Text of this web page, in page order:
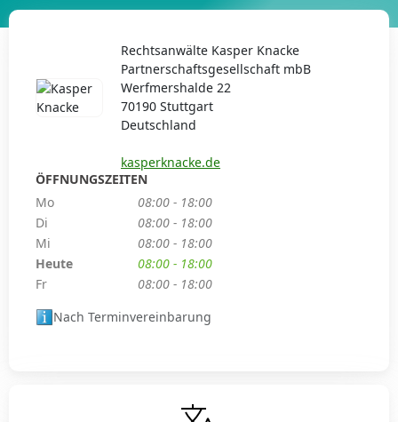
Rechtsanwälte Kasper Knacke
Partnerschaftsgesellschaft mbB
Werfmershalde 22
70190 Stuttgart
Deutschland
kasperknacke.de
ÖFFNUNGSZEITEN
Mo
08:00 - 18:00
Di
08:00 - 18:00
Mi
08:00 - 18:00
Heute
08:00 - 18:00
Fr
08:00 - 18:00
Nach Terminvereinbarung